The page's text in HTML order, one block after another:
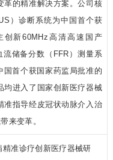
革的精准解决方案。公司核
）诊断系统为中国首个获
创新60MHz高清高速国产
流储备分数（FFR）测量系
国首个获国家药监局批准的
均进入了国家创新医疗器械
准指导经皮冠状动脉介入治
来变革。
准诊疗创新医疗器械研